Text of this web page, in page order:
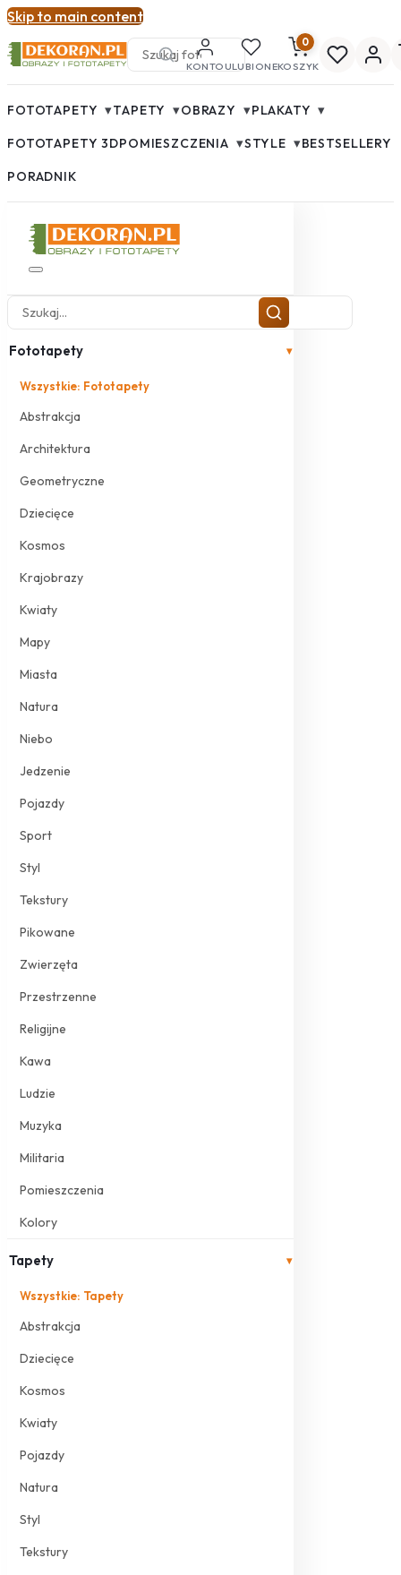
Skip to main content
KONTOULUBIONE
0
KOSZYK
FOTOTAPETY ▾TAPETY ▾OBRAZY ▾PLAKATY ▾
FOTOTAPETY 3DPOMIESZCZENIA ▾STYLE ▾BESTSELLERY
PORADNIK
Fototapety ▾
Wszystkie: Fototapety
Abstrakcja
Architektura
Geometryczne
Dziecięce
Kosmos
Krajobrazy
Kwiaty
Mapy
Miasta
Natura
Niebo
Jedzenie
Pojazdy
Sport
Styl
Tekstury
Pikowane
Zwierzęta
Przestrzenne
Religijne
Kawa
Ludzie
Muzyka
Militaria
Pomieszczenia
Kolory
Tapety ▾
Wszystkie: Tapety
Abstrakcja
Dziecięce
Kosmos
Kwiaty
Pojazdy
Natura
Styl
Tekstury